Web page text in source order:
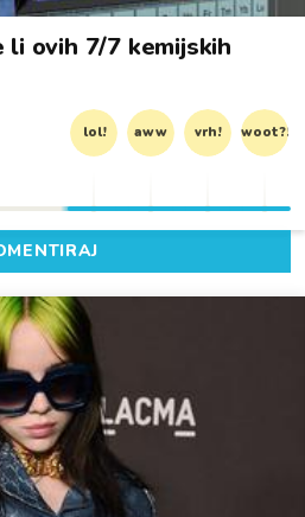
li ovih 7/7 kemijskih
lol! aww vrh! woot?!